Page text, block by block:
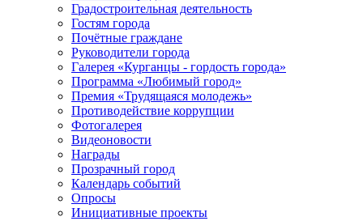
Градостроительная деятельность
Гостям города
Почётные граждане
Руководители города
Галерея «Курганцы - гордость города»
Программа «Любимый город»
Премия «Трудящаяся молодежь»
Противодействие коррупции
Фотогалерея
Видеоновости
Награды
Прозрачный город
Календарь событий
Опросы
Инициативные проекты